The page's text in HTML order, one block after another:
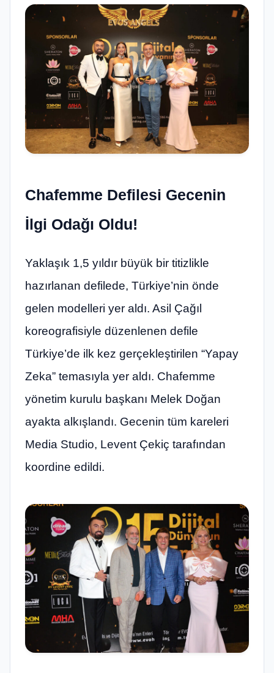
Chafemme Defilesi Gecenin
İlgi Odağı Oldu!
Yaklaşık 1,5 yıldır büyük bir titizlikle
hazırlanan defilede, Türkiye’nin önde
gelen modelleri yer aldı. Asil Çağıl
koreografisiyle düzenlenen defile
Türkiye’de ilk kez gerçekleştirilen “Yapay
Zeka” temasıyla yer aldı. Chafemme
yönetim kurulu başkanı Melek Doğan
ayakta alkışlandı. Gecenin tüm kareleri
Media Studio, Levent Çekiç tarafından
koordine edildi.